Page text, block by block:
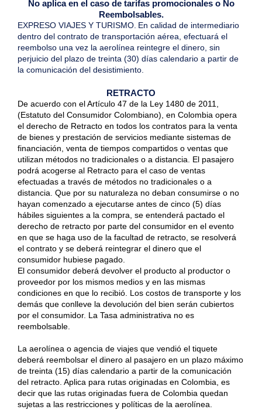
No aplica en el caso de tarifas promocionales o No
Reembolsables.
EXPRESO VIAJES Y TURISMO. En calidad de intermediario
dentro del contrato de transportación aérea, efectuará el
reembolso una vez la aerolínea reintegre el dinero, sin
perjuicio del plazo de treinta (30) días calendario a partir de
la comunicación del desistimiento.
RETRACTO
De acuerdo con el Artículo 47 de la Ley 1480 de 2011,
(Estatuto del Consumidor Colombiano), en Colombia opera
el derecho de Retracto en todos los contratos para la venta
de bienes y prestación de servicios mediante sistemas de
financiación, venta de tiempos compartidos o ventas que
utilizan métodos no tradicionales o a distancia. El pasajero
podrá acogerse al Retracto para el caso de ventas
efectuadas a través de métodos no tradicionales o a
distancia. Que por su naturaleza no deban consumirse o no
hayan comenzado a ejecutarse antes de cinco (5) días
hábiles siguientes a la compra, se entenderá pactado el
derecho de retracto por parte del consumidor en el evento
en que se haga uso de la facultad de retracto, se resolverá
el contrato y se deberá reintegrar el dinero que el
consumidor hubiese pagado.
El consumidor deberá devolver el producto al productor o
proveedor por los mismos medios y en las mismas
condiciones en que lo recibió. Los costos de transporte y los
demás que conlleve la devolución del bien serán cubiertos
por el consumidor. La Tasa administrativa no es
reembolsable.
La aerolínea o agencia de viajes que vendió el tiquete
deberá reembolsar el dinero al pasajero en un plazo máximo
de treinta (15) días calendario a partir de la comunicación
del retracto. Aplica para rutas originadas en Colombia, es
decir que las rutas originadas fuera de Colombia quedan
sujetas a las restricciones y políticas de la aerolínea.